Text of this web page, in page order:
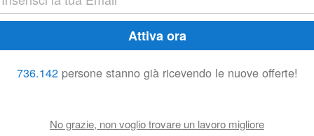
e Selezione del personale, ricerca per importante cliente del settore
del team finance, si occuperà di: • Gestione operativa e analitica...
736.142persone stanno già ricevendo le nuove offerte!